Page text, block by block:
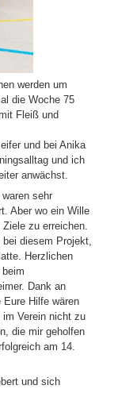
werden um
die Woche 75
Fleiß und
und bei Anika
und ich
anwächst.
sehr
Aber wo ein Wille
zu erreichen.
diesem Projekt,
Herzlichen
Dank an
Hilfe wären
im Verein nicht zu
die mir geholfen
am 14.
und sich